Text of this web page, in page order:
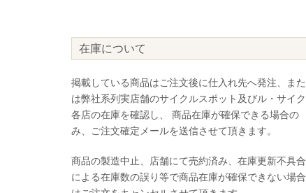
在庫について
掲載している商品はご注文後に仕入れ先へ発注、また
は弊社系列実店舗のサイクルスポット及びル・サイク
各店の在庫を確認し、 商品在庫が確保できる場合の
み、ご注文確定メールを送信させて頂きます。
商品の製造中止、店舗にて売約済み、在庫更新不具合
による在庫数の誤り等で商品在庫が確保できない場合